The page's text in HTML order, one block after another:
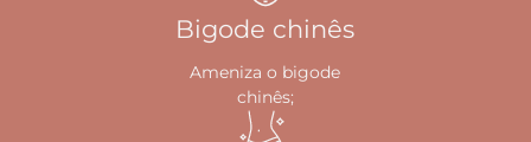
Bigode chinês
Ameniza o bigode
chinês;